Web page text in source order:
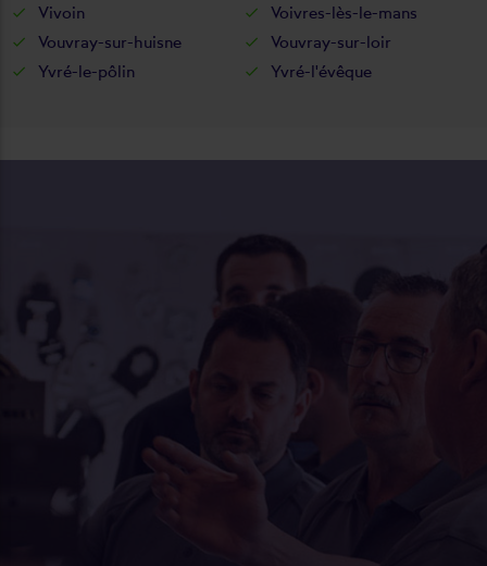
Vivoin
Voivres-lès-le-mans
Vouvray-sur-huisne
Vouvray-sur-loir
Yvré-le-pôlin
Yvré-l'évêque